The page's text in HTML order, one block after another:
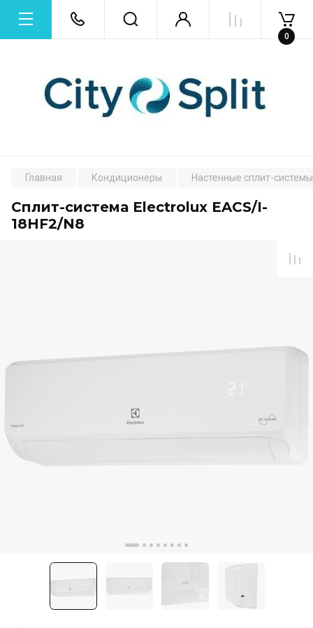
0
Главная Кондиционеры Настенные сплит-системы
Сплит-система Electrolux EACS/I-
18HF2/N8